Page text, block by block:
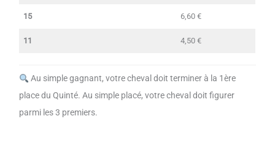
15 6,60 €
11 4,50 €
Au simple gagnant, votre cheval doit terminer à la 1ère
place du Quinté. Au simple placé, votre cheval doit figurer
parmi les 3 premiers.